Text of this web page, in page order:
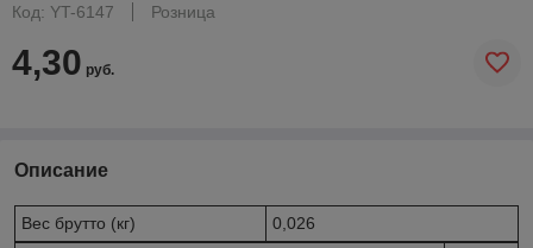
Код: YT-6147
Розница
4,30 руб.
Описание
Вес брутто (кг)
0,026